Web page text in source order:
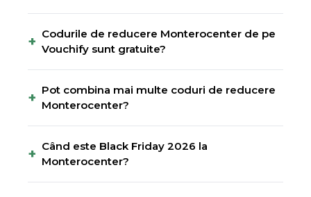
+ Codurile de reducere Monterocenter de pe
Vouchify sunt gratuite?
+ Pot combina mai multe coduri de reducere
Monterocenter?
+ Când este Black Friday 2026 la
Monterocenter?